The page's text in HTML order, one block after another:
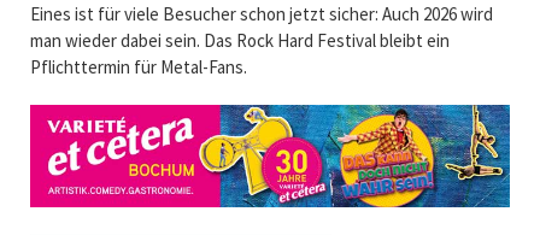
Eines ist für viele Besucher schon jetzt sicher: Auch 2026 wird
man wieder dabei sein. Das Rock Hard Festival bleibt ein
Pflichttermin für Metal-Fans.